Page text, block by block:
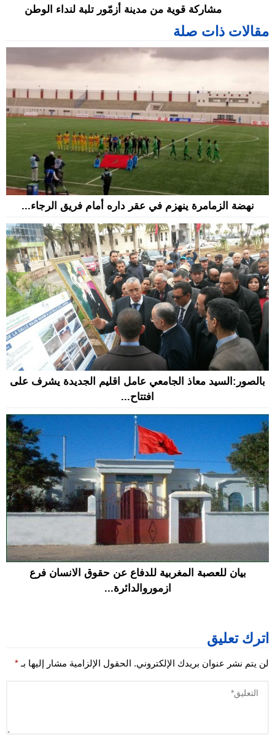
مشاركة قوية من مدينة أزمّور تلبة لنداء الوطن
مقالات ذات صلة
نهضة الزمامرة ينهزم في عقر داره أمام فريق الرجاء...
بالصور:السيد معاذ الجامعي عامل اقليم الجديدة يشرف على
افتتاح...
بيان للعصبة المغربية للدفاع عن حقوق الانسان فرع
ازموروالدائرة...
اترك تعليق
لن يتم نشر عنوان بريدك الإلكتروني. الحقول الإلزامية مشار إليها بـ *